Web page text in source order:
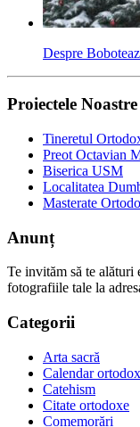
Despre
Proiectele Noastre
Tineretul
Preot Octavian
Biserica USM
Localitatea
Masterate
Anunț
Te invităm să te
fotografiile tale la
Categorii
Arta sacră
Calendar ortodox
Catehism
Citate ortodoxe
Comemorări